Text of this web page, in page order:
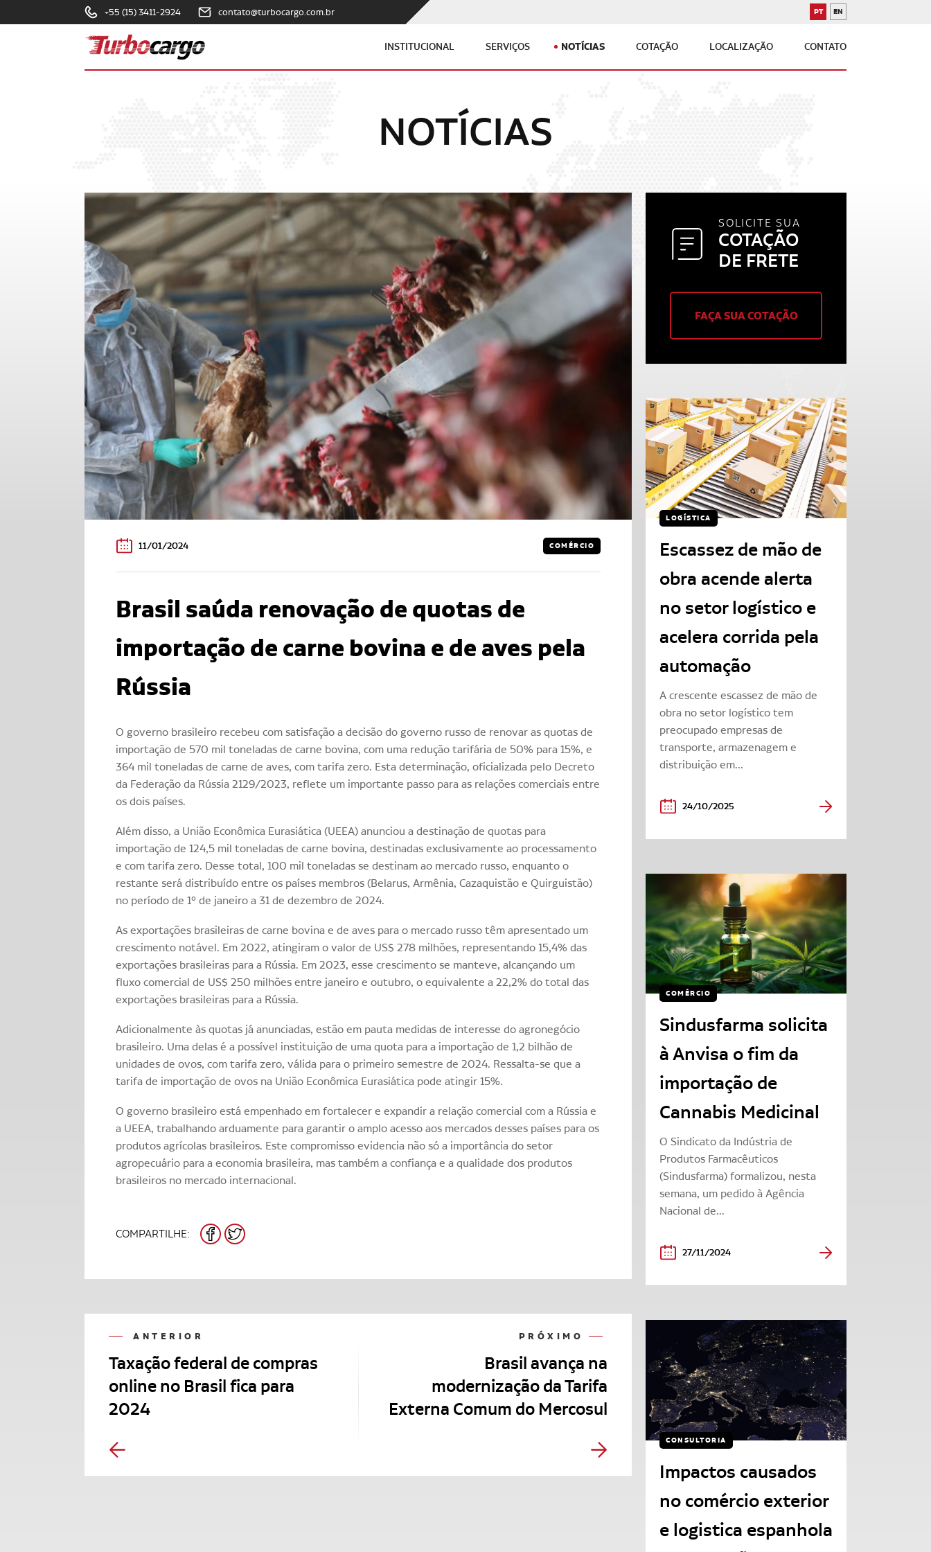
Turbocargo
INSTITUCIONAL SERVIÇOS NOTÍCIAS COTAÇÃO LOCALIZAÇÃO CONTATO
PORTUGUÊS
PT INGLÊS
EN
+55 (15) 3411-2924 contato@turbocargo.com.br
NOTÍCIAS
11/01/2024 COMÉRCIO
Brasil saúda renovação de quotas de
importação de carne bovina e de aves pela
Rússia
O governo brasileiro recebeu com satisfação a decisão do governo russo de renovar as quotas de
importação de 570 mil toneladas de carne bovina, com uma redução tarifária de 50% para 15%, e
364 mil toneladas de carne de aves, com tarifa zero. Esta determinação, oficializada pelo Decreto
da Federação da Rússia 2129/2023, reflete um importante passo para as relações comerciais entre
os dois países.
Além disso, a União Econômica Eurasiática (UEEA) anunciou a destinação de quotas para
importação de 124,5 mil toneladas de carne bovina, destinadas exclusivamente ao processamento
e com tarifa zero. Desse total, 100 mil toneladas se destinam ao mercado russo, enquanto o
restante será distribuído entre os países membros (Belarus, Armênia, Cazaquistão e Quirguistão)
no período de 1º de janeiro a 31 de dezembro de 2024.
As exportações brasileiras de carne bovina e de aves para o mercado russo têm apresentado um
crescimento notável. Em 2022, atingiram o valor de US$ 278 milhões, representando 15,4% das
exportações brasileiras para a Rússia. Em 2023, esse crescimento se manteve, alcançando um
fluxo comercial de US$ 250 milhões entre janeiro e outubro, o equivalente a 22,2% do total das
exportações brasileiras para a Rússia.
Adicionalmente às quotas já anunciadas, estão em pauta medidas de interesse do agronegócio
brasileiro. Uma delas é a possível instituição de uma quota para a importação de 1,2 bilhão de
unidades de ovos, com tarifa zero, válida para o primeiro semestre de 2024. Ressalta-se que a
tarifa de importação de ovos na União Econômica Eurasiática pode atingir 15%.
O governo brasileiro está empenhado em fortalecer e expandir a relação comercial com a Rússia e
a UEEA, trabalhando arduamente para garantir o amplo acesso aos mercados desses países para os
produtos agrícolas brasileiros. Este compromisso evidencia não só a importância do setor
agropecuário para a economia brasileira, mas também a confiança e a qualidade dos produtos
brasileiros no mercado internacional.
COMPARTILHE: FACEBOOK
TWITTER
ANTERIOR
Taxação federal de compras
online no Brasil fica para
2024
PRÓXIMO
Brasil avança na
modernização da Tarifa
Externa Comum do Mercosul
SOLICITE SUA
COTAÇÃO
DE FRETE
FAÇA SUA COTAÇÃO
LOGÍSTICA
Escassez de mão de
obra acende alerta
no setor logístico e
acelera corrida pela
automação
A crescente escassez de mão de
obra no setor logístico tem
preocupado empresas de
transporte, armazenagem e
distribuição em...
24/10/2025
COMÉRCIO
Sindusfarma solicita
à Anvisa o fim da
importação de
Cannabis Medicinal
O Sindicato da Indústria de
Produtos Farmacêuticos
(Sindusfarma) formalizou, nesta
semana, um pedido à Agência
Nacional de...
27/11/2024
CONSULTORIA
Impactos causados
no comércio exterior
e logistica espanhola